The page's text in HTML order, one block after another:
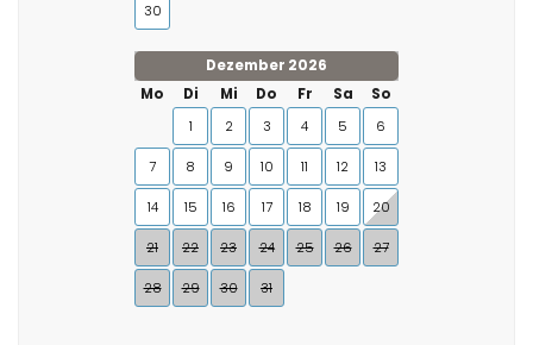
30
Dezember 2026
Mo
Di Mi Do Fr Sa
So
1
2 3 4 5 6
7 8 9 10 11 12 13
14 15 16 17 18 19 20
21 22 23 24 25 26 27
28 29 30 31